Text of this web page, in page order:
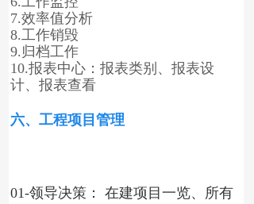
7.效率值分析
8.工作销毁
9.归档工作
10.报表中心：报表类别、报表设
计、报表查看
六、工程项目管理
01-领导决策： 在建项目一览、所有